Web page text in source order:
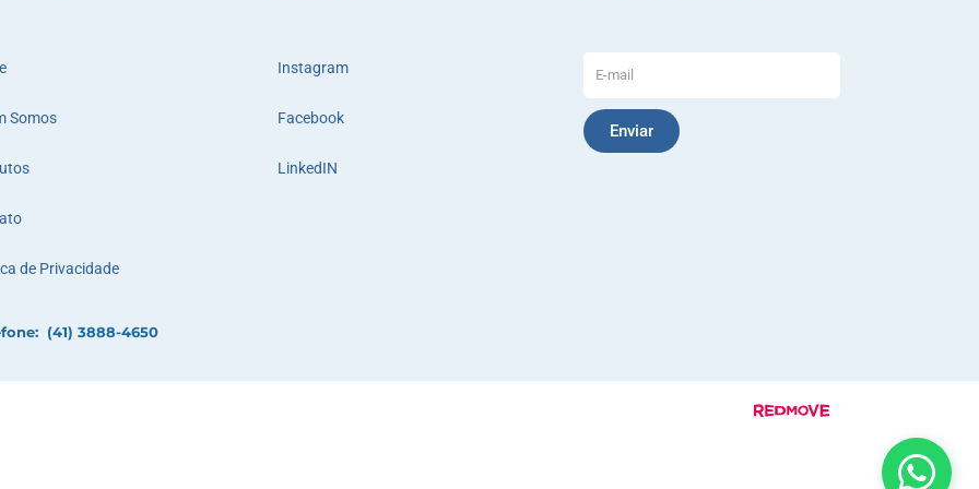
Somos
de Privacidade
(41) 3888-4650
Instagram
Facebook
LinkedIN
Enviar